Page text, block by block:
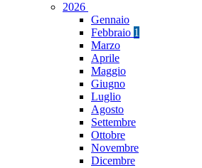
2026
Gennaio
Febbraio 1
Marzo
Aprile
Maggio
Giugno
Luglio
Agosto
Settembre
Ottobre
Novembre
Dicembre